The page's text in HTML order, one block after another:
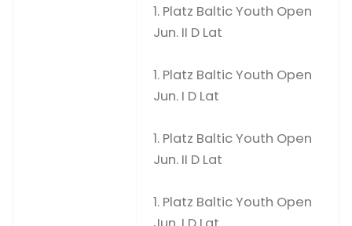
1. Platz Baltic Youth Open
Jun. II D Lat
1. Platz Baltic Youth Open
Jun. I D Lat
1. Platz Baltic Youth Open
Jun. II D Lat
1. Platz Baltic Youth Open